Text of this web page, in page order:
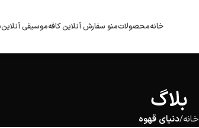
خانهمحصولاتمنو سفارش آنلاین کافهموسیقی آنلاین
بلاگ
خانه دنیای قهوه